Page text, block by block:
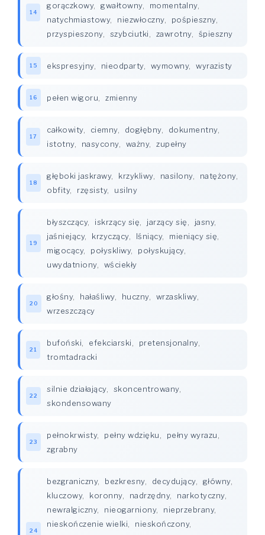
14
gorączkowy, gwałtowny, momentalny,
natychmiastowy, niezwłoczny, pośpieszny,
przyspieszony, szybciutki, zawrotny, śpieszny
15 ekspresyjny, nieodparty, wymowny, wyrazisty
16 pełen wigoru, zmienny
17
całkowity, ciemny, dogłębny, dokumentny,
istotny, nasycony, ważny, zupełny
18
głęboki jaskrawy, krzykliwy, nasilony, natężony,
obfity, rzęsisty, usilny
19
błyszczący, iskrzący się, jarzący się, jasny,
jaśniejący, krzyczący, lśniący, mieniący się,
migocący, połyskliwy, połyskujący,
uwydatniony, wściekły
20
głośny, hałaśliwy, huczny, wrzaskliwy,
wrzeszczący
21
bufoński, efekciarski, pretensjonalny,
tromtadracki
22
silnie działający, skoncentrowany,
skondensowany
23
pełnokrwisty, pełny wdzięku, pełny wyrazu,
zgrabny
24
bezgraniczny, bezkresny, decydujący, główny,
kluczowy, koronny, nadrzędny, narkotyczny,
newralgiczny, nieogarniony, nieprzebrany,
nieskończenie wielki, nieskończony,